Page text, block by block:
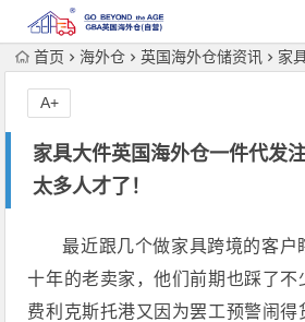
首页 海外仓 英国海外仓储资讯 家具大
家具大件英国海外仓一件代发
太多人才了！
A+
最近跟几个做家具跨境的客户
十年的老卖家，他们前期也踩了不
费利克斯托港又因为罢工预警闹得